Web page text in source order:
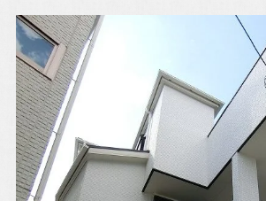
WEBでのお問い
3営業日以内に担当者からご返信い